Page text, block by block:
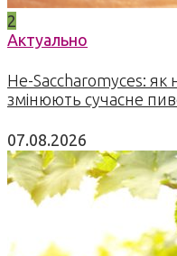
2
Актуально
Не-Saccharomyces: як
змінюють сучасне
07.08.2026